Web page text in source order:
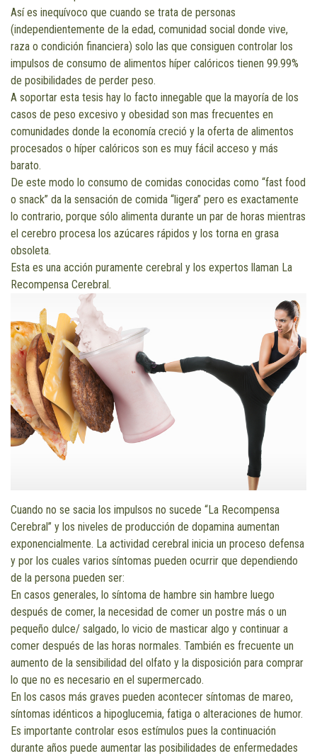
Así es inequívoco que cuando se trata de personas
(independientemente de la edad, comunidad social donde vive,
raza o condición financiera) solo las que consiguen controlar los
impulsos de consumo de alimentos híper calóricos tienen 99.99%
de posibilidades de perder peso.
A soportar esta tesis hay lo facto innegable que la mayoría de los
casos de peso excesivo y obesidad son mas frecuentes en
comunidades donde la economía creció y la oferta de alimentos
procesados o híper calóricos son es muy fácil acceso y más
barato.
De este modo lo consumo de comidas conocidas como “fast food
o snack” da la sensación de comida “ligera” pero es exactamente
lo contrario, porque sólo alimenta durante un par de horas mientras
el cerebro procesa los azúcares rápidos y los torna en grasa
obsoleta.
Esta es una acción puramente cerebral y los expertos llaman La
Recompensa Cerebral.
Cuando no se sacia los impulsos no sucede “La Recompensa
Cerebral” y los niveles de producción de dopamina aumentan
exponencialmente. La actividad cerebral inicia un proceso defensa
y por los cuales varios síntomas pueden ocurrir que dependiendo
de la persona pueden ser:
En casos generales, lo síntoma de hambre sin hambre luego
después de comer, la necesidad de comer un postre más o un
pequeño dulce/ salgado, lo vicio de masticar algo y continuar a
comer después de las horas normales. También es frecuente un
aumento de la sensibilidad del olfato y la disposición para comprar
lo que no es necesario en el supermercado.
En los casos más graves pueden acontecer síntomas de mareo,
síntomas idénticos a hipoglucemia, fatiga o alteraciones de humor.
Es importante controlar esos estímulos pues la continuación
durante años puede aumentar las posibilidades de enfermedades